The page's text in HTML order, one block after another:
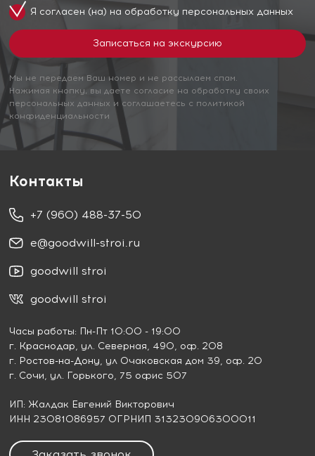
Я согласен (на) на обработку персональных данных
Мы не передаем Ваш номер и не рассылаем спам.
Нажимая кнопку, вы даете согласие на обработку своих
персональных данных и соглашаетесь с политикой
конфиденциальности
Контакты
+7 (960) 488-37-50
e@goodwill-stroi.ru
goodwill stroi
goodwill stroi
Часы работы: Пн-Пт 10:00 - 19:00
г. Краснодар, ул. Северная, 490, оф. 208
г. Ростов-на-Дону, ул Очаковская дом 39, оф. 20
г. Сочи, ул. Горького, 75 офис 507
ИП: Жалдак Евгений Викторович
ИНН 23081086957 ОГРНИП 313230906300011